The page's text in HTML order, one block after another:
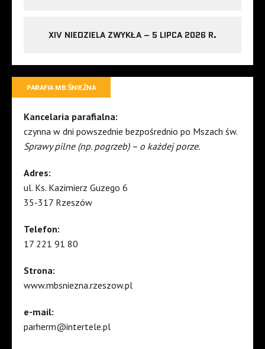
XIV NIEDZIELA ZWYKŁA – 5 LIPCA 2026 R.
PARAFIA MB ŚNIEŻNA
Kancelaria parafialna:
czynna w dni powszednie bezpośrednio po Mszach św.
Sprawy pilne (np. pogrzeb) – o każdej porze.
Adres:
ul. Ks. Kazimierz Guzego 6
35-317 Rzeszów
Telefon:
17 221 91 80
Strona:
www.mbsniezna.rzeszow.pl
e-mail:
parherm@intertele.pl